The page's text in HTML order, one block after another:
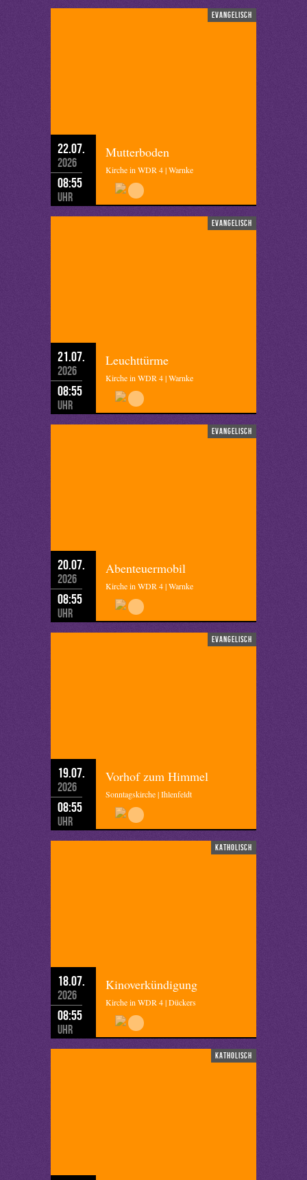
evangelisch
22.07.
2026
08:55
Uhr
Mutterboden
Kirche in WDR 4 | Warnke
evangelisch
21.07.
2026
08:55
Uhr
Leuchttürme
Kirche in WDR 4 | Warnke
evangelisch
20.07.
2026
08:55
Uhr
Abenteuermobil
Kirche in WDR 4 | Warnke
evangelisch
19.07.
2026
08:55
Uhr
Vorhof zum Himmel
Sonntagskirche | Ihlenfeldt
katholisch
18.07.
2026
08:55
Uhr
Kinoverkündigung
Kirche in WDR 4 | Dückers
katholisch